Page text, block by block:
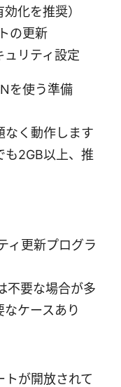
化を推奨）
の更新
リティ設定
を使う準備
なく動作します
も2GB以上、推
ィ更新プログラ
不要な場合が多
ケースあり
トが開放されて